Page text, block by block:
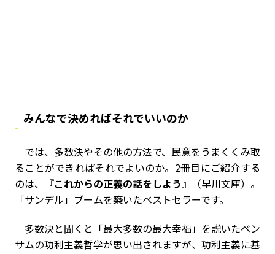
みんなで決めればそれでいいのか
では、多数決やその他の方法で、民意をうまくくみ取
ることができればそれでよいのか。2冊目にご紹介する
のは、『これからの正義の話をしよう』（早川文庫）。
「サンデル」ブームを築いたベストセラーです。
多数決と聞くと「最大多数の最大幸福」を説いたベン
サムの功利主義哲学が思い出されますが、功利主義に基